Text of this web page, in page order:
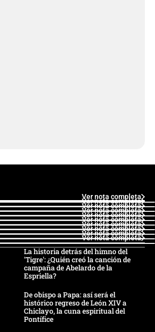
Ver nota completa
Ver nota completa
Ver nota completa
Ver nota completa
Ver nota completa
Ver nota completa
Ver nota completa
Ver nota completa
Ver nota completa
Ver nota completa
La historia detrás del himno del
'Tigre': ¿Quién creó la canción de
campaña de Abelardo de la
Espriella?
De obispo a Papa: así será el
histórico regreso de León XIV a
Chiclayo, la cuna espiritual del
Pontífice